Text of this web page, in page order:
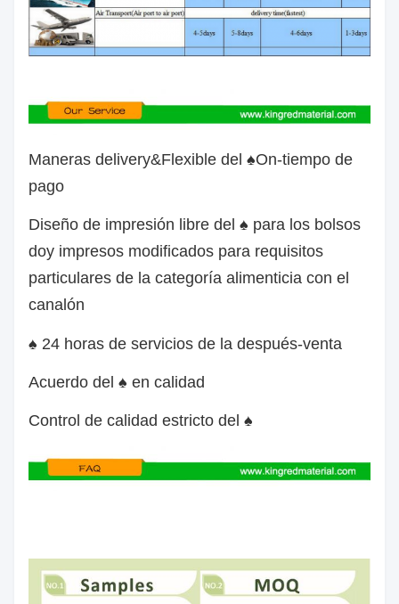
Maneras delivery&Flexible del ♠On-tiempo de
pago
Diseño de impresión libre del ♠ para los bolsos
doy impresos modificados para requisitos
particulares de la categoría alimenticia con el
canalón
♠ 24 horas de servicios de la después-venta
Acuerdo del ♠ en calidad
Control de calidad estricto del ♠